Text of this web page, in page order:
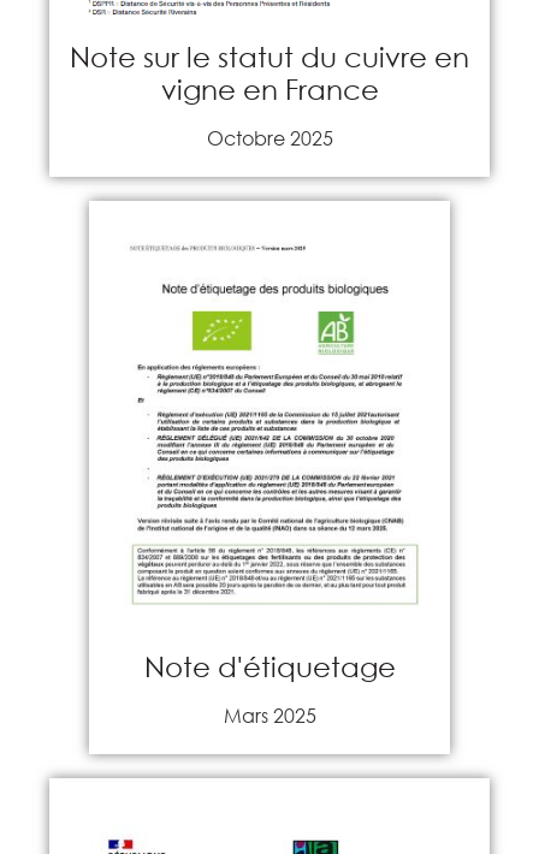
Note sur le statut du cuivre en
vigne en France
Octobre 2025
Note d'étiquetage
Mars 2025